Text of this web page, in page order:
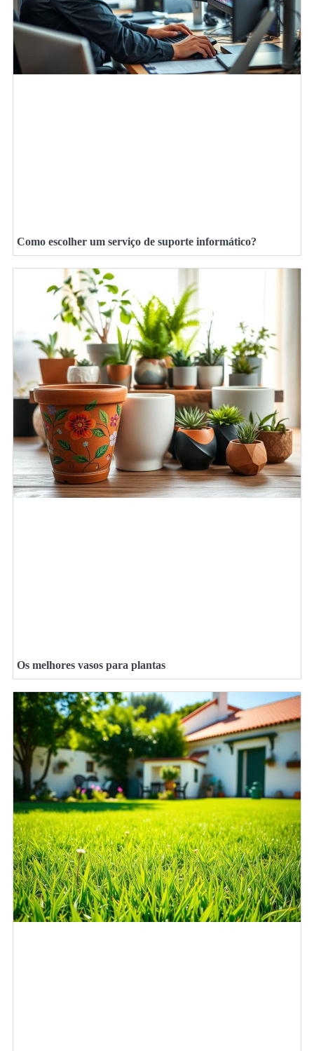
Como escolher um serviço de suporte informático?
Os melhores vasos para plantas